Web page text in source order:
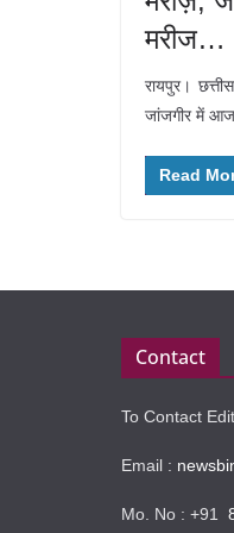
मरीज…
रायपुर।
जांजगीर में आज
Read
Contact
To Contact
Email :
Mo. No : +91